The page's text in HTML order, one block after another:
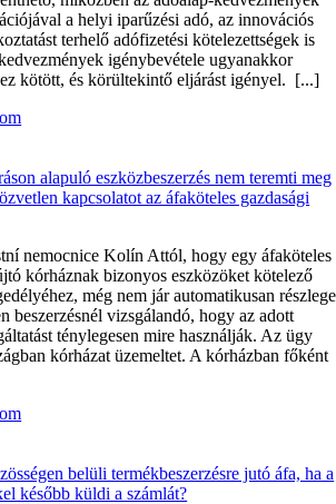
a helyi iparűzési adó, az innovációs
terhelő adófizetési kötelezettségek is
igénybevétele ugyanakkor
kötött, és körültekintő eljárást igényel. [...]
alapuló eszközbeszerzés nem teremti meg
kapcsolatot az áfaköteles gazdasági
nemocnice Kolín Attól, hogy egy áfaköteles
kórháznak bizonyos eszközöket kötelező
még nem jár automatikusan
beszerzésnél vizsgálandó, hogy az adott
ténylegesen mire használják. Az ügy
kórházat üzemeltet. A kórházban főként
belüli termékbeszerzésre jutó áfa, ha a
később küldi a számlát?